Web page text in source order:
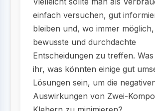
einfach versuchen, gut
bleiben und, wo immer möglich,
bewusste und durchdachte
Entscheidungen zu treffen.
ihr, was könnten einige gut
Lösungen sein, um die
Auswirkungen von Zwei-